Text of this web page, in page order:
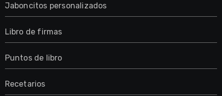
Jaboncitos personalizados
Libro de firmas
Puntos de libro
Recetarios